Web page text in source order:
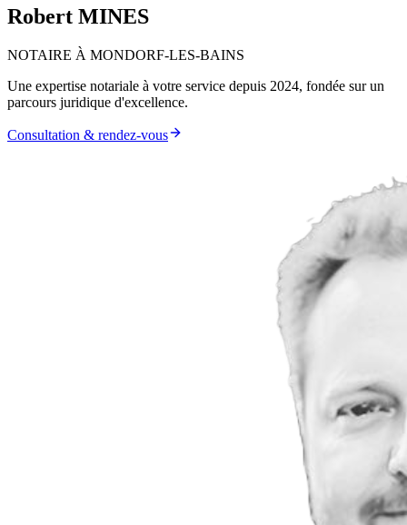
Robert MINES
NOTAIRE À MONDORF-LES-BAINS
Une expertise notariale à votre service depuis 2024, fondée sur un
parcours juridique d'excellence.
Consultation & rendez-vous